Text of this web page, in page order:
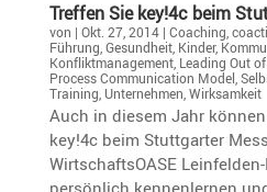
Treffen Sie key!4c beim
von | Okt. 27, 2014| Coaching
Führung Gesundheit, Kinder,
Konfliktmanagement, Leading Out
Process Communication Model
Training Unternehmen Wirksamkeit
Auch in diesem Jahr
key!4c beim Stuttgarter
WirtschaftsOASE